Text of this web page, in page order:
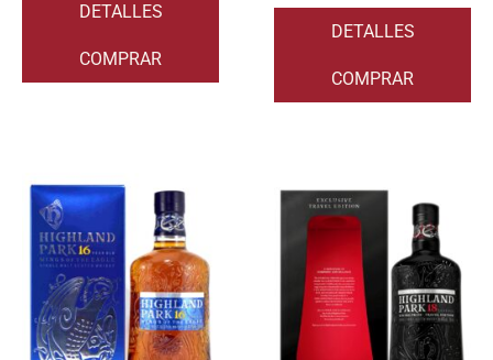
DETALLES
COMPRAR
DETALLES
COMPRAR